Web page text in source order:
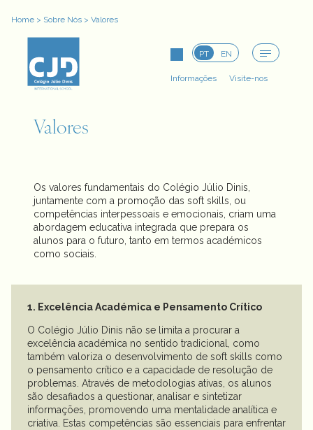
Home > Sobre Nós > Valores
PT EN
Informações Visite-nos
Valores
Os valores fundamentais do Colégio Júlio Dinis,
juntamente com a promoção das soft skills, ou
competências interpessoais e emocionais, criam uma
abordagem educativa integrada que prepara os
alunos para o futuro, tanto em termos académicos
como sociais.
1. Excelência Académica e Pensamento Crítico
O Colégio Júlio Dinis não se limita a procurar a
excelência académica no sentido tradicional, como
também valoriza o desenvolvimento de soft skills como
o pensamento crítico e a capacidade de resolução de
problemas. Através de metodologias ativas, os alunos
são desafiados a questionar, analisar e sintetizar
informações, promovendo uma mentalidade analítica e
criativa. Estas competências são essenciais para enfrentar